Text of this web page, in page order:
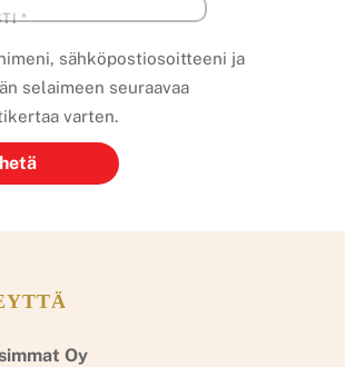
*
sähköpostiosoitteeni ja
selaimeen seuraavaa
varten.
Oy